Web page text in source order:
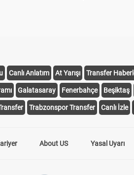
Canlı Anlatım At Yarışı Transfer
Galatasaray Fenerbahçe Beşiktaş
Trabzonspor Transfer Canlı İzle
About US Yasal Uyarı